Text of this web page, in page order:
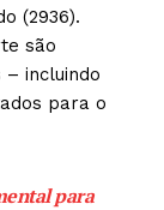
(2936).
são
incluindo
para o
para